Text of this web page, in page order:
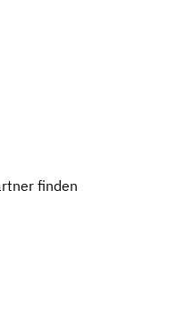
finden